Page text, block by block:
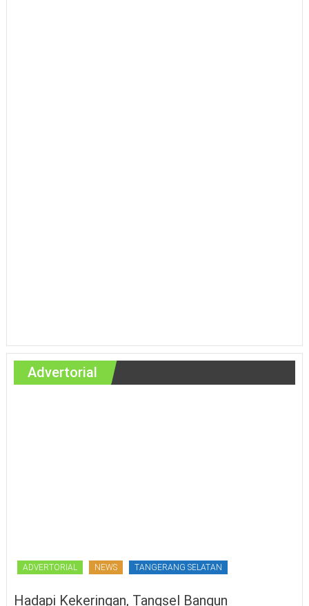
Advertorial
ADVERTORIAL NEWS TANGERANG SELATAN
Hadapi Kekeringan, Tangsel Bangun